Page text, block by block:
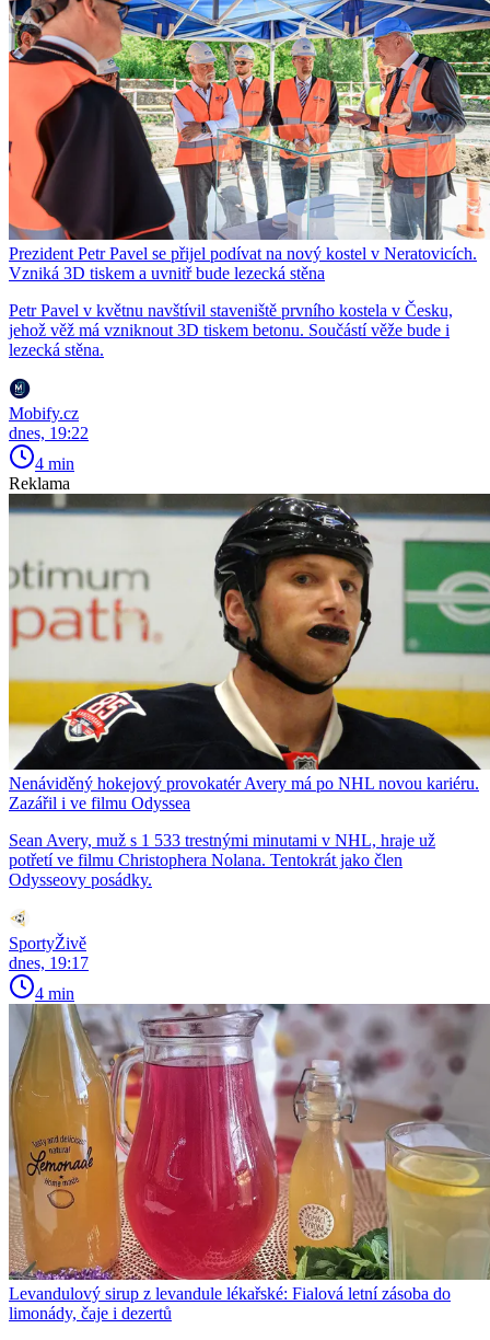
Prezident Petr Pavel se přijel podívat na nový kostel v Neratovicích.
Vzniká 3D tiskem a uvnitř bude lezecká stěna
Petr Pavel v květnu navštívil staveniště prvního kostela v Česku,
jehož věž má vzniknout 3D tiskem betonu. Součástí věže bude i
lezecká stěna.
Mobify.cz
dnes, 19:22
4 min
Reklama
Nenáviděný hokejový provokatér Avery má po NHL novou kariéru.
Zazářil i ve filmu Odyssea
Sean Avery, muž s 1 533 trestnými minutami v NHL, hraje už
potřetí ve filmu Christophera Nolana. Tentokrát jako člen
Odysseovy posádky.
SportyŽivě
dnes, 19:17
4 min
Levandulový sirup z levandule lékařské: Fialová letní zásoba do
limonády, čaje i dezertů